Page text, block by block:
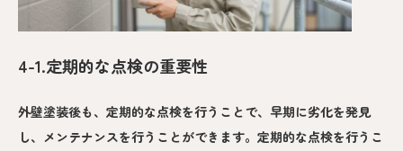
4-1.定期的な点検の重要性
外壁塗装後も、定期的な点検を行うことで、早期に劣化を発見
し、メンテナンスを行うことができます。定期的な点検を行うこ